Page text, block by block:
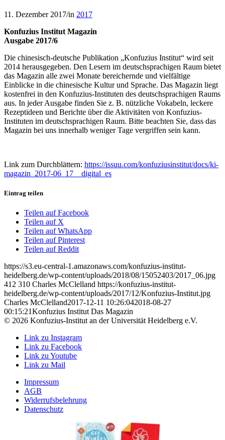
11. Dezember 2017/in 2017
Konfuzius Institut Magazin
Ausgabe 2017/6
Die chinesisch-deutsche Publikation „Konfuzius Institut“ wird seit
2014 herausgegeben. Den Lesern im deutschsprachigen Raum bietet
das Magazin alle zwei Monate bereichernde und vielfältige
Einblicke in die chinesische Kultur und Sprache. Das Magazin liegt
kostenfrei in den Konfuzius-Instituten des deutschsprachigen Raums
aus. In jeder Ausgabe finden Sie z. B. nützliche Vokabeln, leckere
Rezeptideen und Berichte über die Aktivitäten von Konfuzius-
Instituten im deutschsprachigen Raum. Bitte beachten Sie, dass das
Magazin bei uns innerhalb weniger Tage vergriffen sein kann.
Link zum Durchblättern: https://issuu.com/konfuziusinstitut/docs/ki-
magazin_2017-06_17__digital_es
Eintrag teilen
Teilen auf Facebook
Teilen auf X
Teilen auf WhatsApp
Teilen auf Pinterest
Teilen auf Reddit
https://s3.eu-central-1.amazonaws.com/konfuzius-institut-
heidelberg.de/wp-content/uploads/2018/08/15052403/2017_06.jpg
412 310 Charles McClelland https://konfuzius-institut-
heidelberg.de/wp-content/uploads/2017/12/Konfuzius-Institut.jpg
Charles McClelland2017-12-11 10:26:042018-08-27
00:15:21Konfuzius Institut Das Magazin
© 2026 Konfuzius-Institut an der Universität Heidelberg e.V.
Link zu Instagram
Link zu Facebook
Link zu Youtube
Link zu Mail
Impressum
AGB
Widerrufsbelehrung
Datenschutz